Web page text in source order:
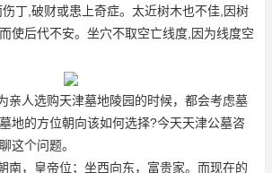
丁,破财或患上奇症。太近树木也不佳,因树
使后代不安。坐穴不取空亡线度,因为线度空
亲人选购天津墓地陵园的时候，都会考虑墓
地的方位朝向该如何选择?今天天津公墓咨
这个问题。
南，皇帝位；坐西向东，富贵家。而现在的